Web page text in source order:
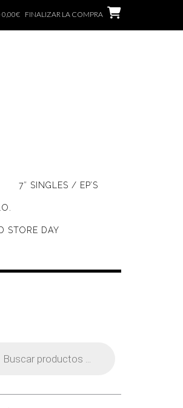
0,00€ FINALIZAR LA COMPRA
7″ SINGLES / EP’S
STORE DAY